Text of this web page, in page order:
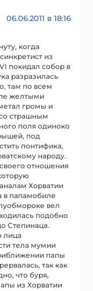
06.06.2011 в 18:16
когда
из
покидал собор в
разразилась
там по всем
желтыми
громы и
страшным
поля одиноко
под
понтифика,
народу.
отношения
Хорватии
в папамобиле
вел
подобно
Степинаца.
лица
тела мумии
папы
так как
что буря,
из Хорватии